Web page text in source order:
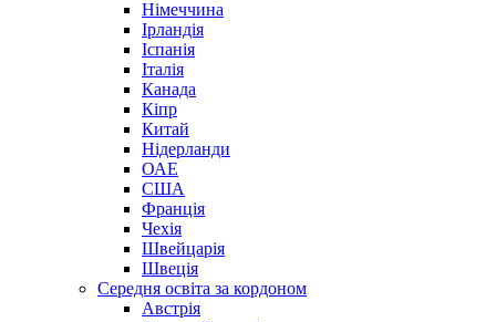
Німеччина
Ірландія
Іспанія
Італія
Канада
Кіпр
Китай
Нідерланди
ОАЕ
США
Франція
Чехія
Швейцарія
Швеція
Середня освіта за кордоном
Австрія